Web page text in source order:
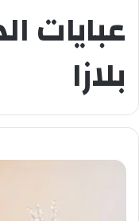
عبايات
بلازا